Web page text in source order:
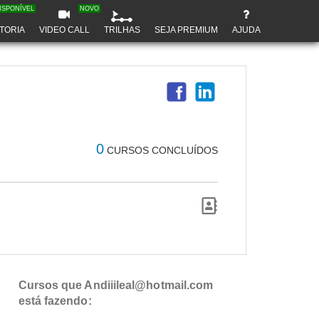
VIDEO CALL
NOVO
TRILHAS SEJA PREMIUM AJUDA
0 CURSOS CONCLUÍDOS
Cursos que Andiiileal@hotmail.com
está fazendo: